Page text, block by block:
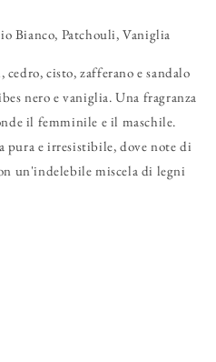
Bianco, Patchouli, Vaniglia
cisto, zafferano e sandalo
nero e vaniglia. Una fragranza
il femminile e il maschile.
pura e irresistibile, dove note di
un'indelebile miscela di legni